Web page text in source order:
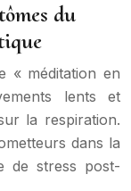
du
« méditation en
lents et
la respiration.
dans la
de stress post-